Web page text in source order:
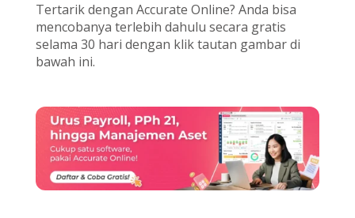
Tertarik dengan Accurate Online? Anda bisa
mencobanya terlebih dahulu secara gratis
selama 30 hari dengan klik tautan gambar di
bawah ini.